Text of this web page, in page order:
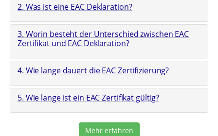
2. Was ist eine EAC Deklaration?
3. Worin besteht der Unterschied zwischen EAC
Zertifikat und EAC Deklaration?
4. Wie lange dauert die EAC Zertifizierung?
5. Wie lange ist ein EAC Zertifikat gültig?
Mehr erfahren